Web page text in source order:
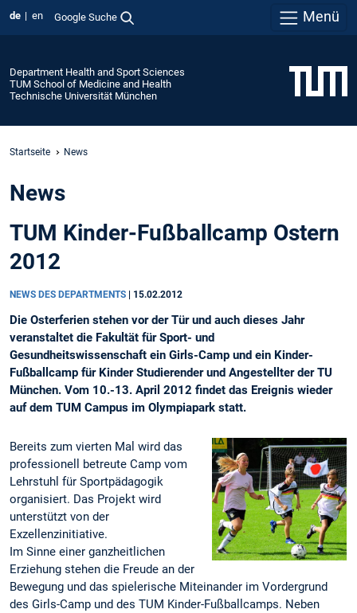
de en Google Suche Menü
Department Health and Sport Sciences
TUM School of Medicine and Health
Technische Universität München
Startseite News
News
TUM Kinder-Fußballcamp Ostern
2012
NEWS DES DEPARTMENTS 15.02.2012
Die Osterferien stehen vor der Tür und auch dieses Jahr
veranstaltet die Fakultät für Sport- und
Gesundheitswissenschaft ein Girls-Camp und ein Kinder-
Fußballcamp für Kinder Studierender und Angestellter der TU
München. Vom 10.-13. April 2012 findet das Ereignis wieder
auf dem TUM Campus im Olympiapark statt.
Bereits zum vierten Mal wird das
professionell betreute Camp vom
Lehrstuhl für Sportpädagogik
organisiert. Das Projekt wird
unterstützt von der
Exzellenzinitiative.
Im Sinne einer ganzheitlichen
Erziehung stehen die Freude an der
Bewegung und das spielerische Miteinander im Vordergrund
des Girls-Camp und des TUM Kinder-Fußballcamps. Neben